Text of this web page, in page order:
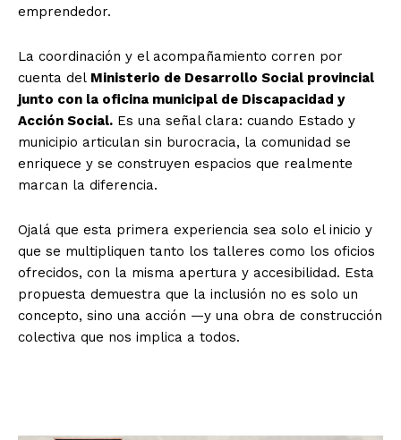
emprendedor.
La coordinación y el acompañamiento corren por
cuenta del Ministerio de Desarrollo Social provincial
junto con la oficina municipal de Discapacidad y
Acción Social. Es una señal clara: cuando Estado y
municipio articulan sin burocracia, la comunidad se
enriquece y se construyen espacios que realmente
marcan la diferencia.
Ojalá que esta primera experiencia sea solo el inicio y
que se multipliquen tanto los talleres como los oficios
ofrecidos, con la misma apertura y accesibilidad. Esta
propuesta demuestra que la inclusión no es solo un
concepto, sino una acción —y una obra de construcción
colectiva que nos implica a todos.